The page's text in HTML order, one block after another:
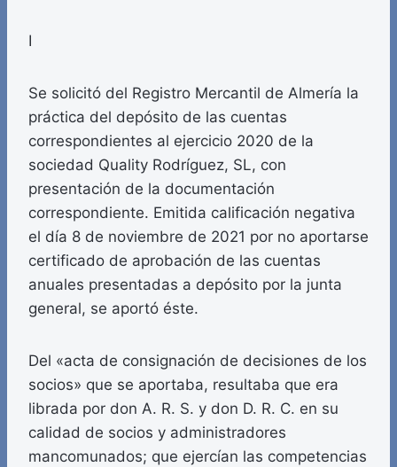
I
Se solicitó del Registro Mercantil de Almería la
práctica del depósito de las cuentas
correspondientes al ejercicio 2020 de la
sociedad Quality Rodríguez, SL, con
presentación de la documentación
correspondiente. Emitida calificación negativa
el día 8 de noviembre de 2021 por no aportarse
certificado de aprobación de las cuentas
anuales presentadas a depósito por la junta
general, se aportó éste.
Del «acta de consignación de decisiones de los
socios» que se aportaba, resultaba que era
librada por don A. R. S. y don D. R. C. en su
calidad de socios y administradores
mancomunados; que ejercían las competencias